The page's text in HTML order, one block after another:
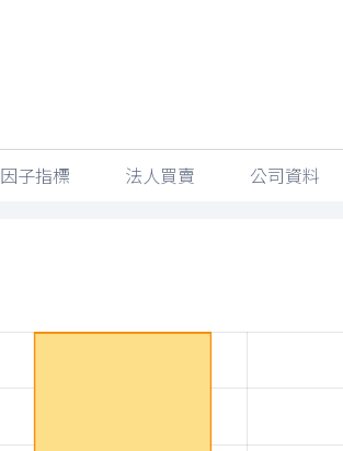
因子指標 法人買賣 公司資料